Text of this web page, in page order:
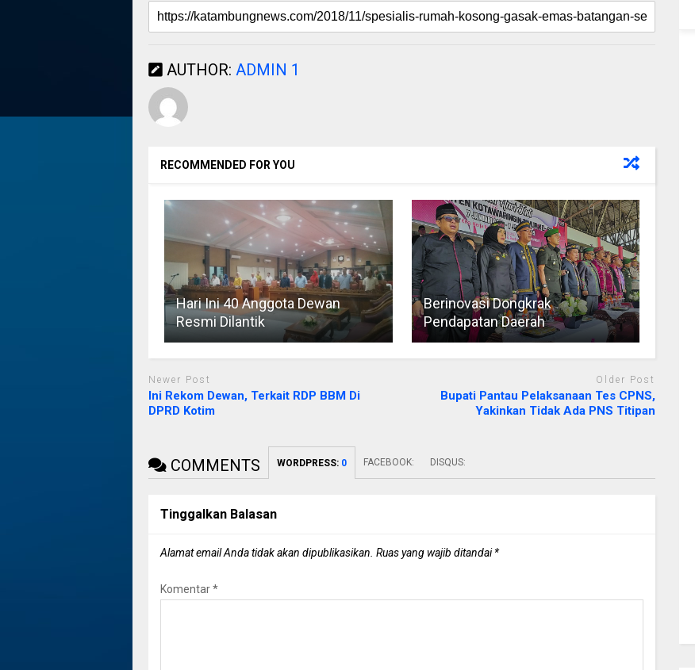
AUTHOR: ADMIN 1
RECOMMENDED FOR YOU
Hari Ini 40 Anggota Dewan
Resmi Dilantik
Berinovasi Dongkrak
Pendapatan Daerah
Newer Post
Ini Rekom Dewan, Terkait RDP BBM Di
DPRD Kotim
Older Post
Bupati Pantau Pelaksanaan Tes CPNS,
Yakinkan Tidak Ada PNS Titipan
COMMENTS WORDPRESS: 0 FACEBOOK: DISQUS:
Tinggalkan Balasan
Alamat email Anda tidak akan dipublikasikan. Ruas yang wajib ditandai*
Komentar*